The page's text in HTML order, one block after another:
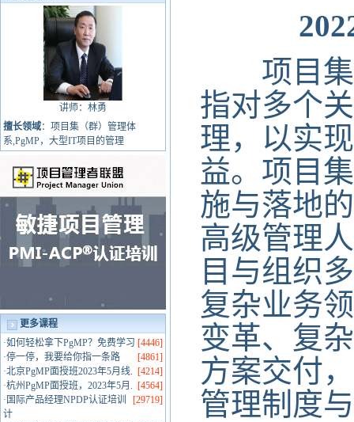
讲师： 林勇
擅长领域：项目集（群）管理体
系,PgMP，大型IT项目的管理
更多课程
[4446]
·如何轻松拿下PgMP？免费学习
[4861]
·停一停，我要给你指一条路
[4214]
·北京PgMP面授班2023年5月线.
[4564]
·杭州PgMP面授班，2023年5月.
[29719]
· 国际产品经理NPDP认证培训
计
项目集管
指对多个
理，以实
益。项目
施与落地
高级管理
目与组织
复杂业务
变革、复
方案交付
管理制度